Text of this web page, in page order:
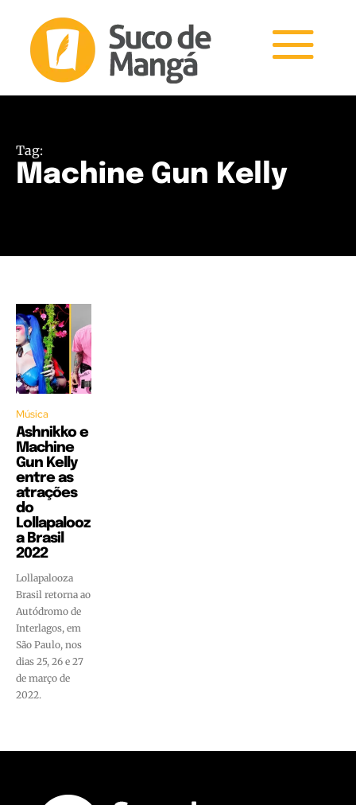
Tag:
Machine Gun Kelly
Música
Ashnikko e
Machine
Gun Kelly
entre as
atrações
do
Lollapalooz
a Brasil
2022
Lollapalooza
Brasil retorna ao
Autódromo de
Interlagos, em
São Paulo, nos
dias 25, 26 e 27
de março de
2022.